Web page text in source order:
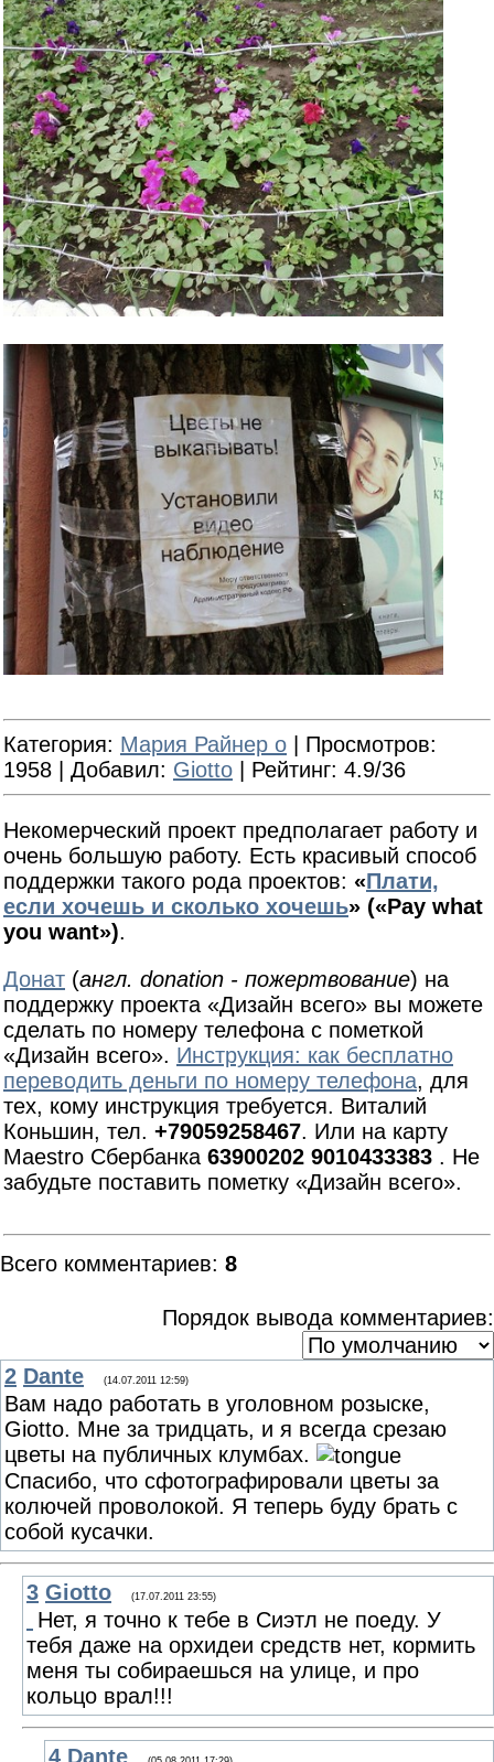
Категория: Мария Райнер о Просмотров:
1958 | Добавил: Giotto Рейтинг: 4.9/36
Некомерческий проект предполагает работу и
очень большую работу. Есть красивый способ
поддержки такого рода проектов: «Плати,
если хочешь и сколько хочешь» («Pay what
you want»).
Донат (англ. donation - пожертвование) на
поддержку проекта «Дизайн всего» вы можете
сделать по номеру телефона с пометкой
«Дизайн всего». Инструкция: как бесплатно
переводить деньги по номеру телефона, для
тех, кому инструкция требуется. Виталий
Коньшин, тел. +79059258467. Или на карту
Maestro Сбербанка 63900202 9010433383 . Не
забудьте поставить пометку «Дизайн всего».
Всего комментариев: 8
Порядок вывода комментариев:
2 Dante (14.07.2011 12:59)
Вам надо работать в уголовном розыске,
Giotto. Мне за тридцать, и я всегда срезаю
цветы на публичных клумбах.
Спасибо, что сфотографировали цветы за
колючей проволокой. Я теперь буду брать с
собой кусачки.
3 Giotto (17.07.2011 23:55)
Нет, я точно к тебе в Сиэтл не поеду. У
тебя даже на орхидеи средств нет, кормить
меня ты собираешься на улице, и про
кольцо врал!!!
4 Dante